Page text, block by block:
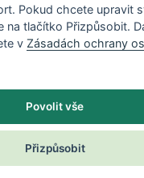
Pokud chcete upravit
na tlačítko Přizpůsobit.
v Zásadách ochrany
Povolit vše
Přizpůsobit